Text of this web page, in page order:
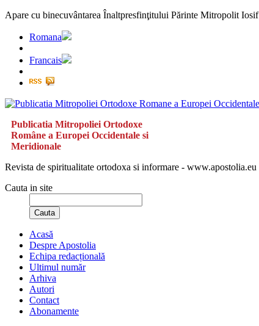
Apare cu binecuvântarea Înaltpresfinţitului Părinte Mitropolit Iosif
Romana
Francais
Publicatia Mitropoliei Ortodoxe
Române a Europei Occidentale si
Meridionale
Revista de spiritualitate ortodoxa si informare - www.apostolia.eu
Cauta in site
Cauta
Acasă
Despre Apostolia
Echipa redacțională
Ultimul număr
Arhiva
Autori
Contact
Abonamente